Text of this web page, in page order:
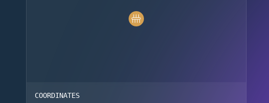
COORDINATES